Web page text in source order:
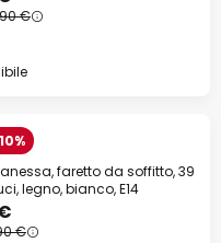
€
faretto da soffitto, 39
legno, bianco, E14
€